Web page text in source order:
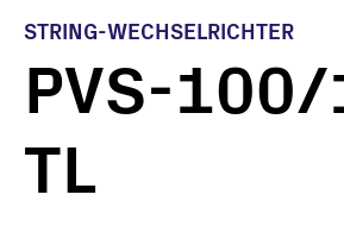
STRING-WECHSELRICHTER
PVS-
TL